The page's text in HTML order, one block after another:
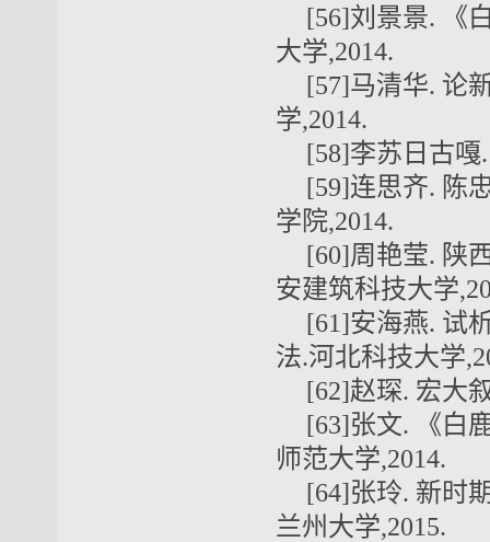
[56]刘景景. 《
大学,2014.
[57]马清华. 论
学,2014.
[58]李苏日古嘎
[59]连思齐. 陈
学院,2014.
[60]周艳莹. 陕
安建筑科技大学
[61]安海燕. 试
法.河北科技大学
[62]赵琛. 宏大
[63]张文. 《白
师范大学,2014.
[64]张玲. 新时
兰州大学,2015.